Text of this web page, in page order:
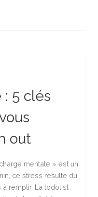
5 clés
out
mentale » est un
ce stress résulte du
remplir. La todolist